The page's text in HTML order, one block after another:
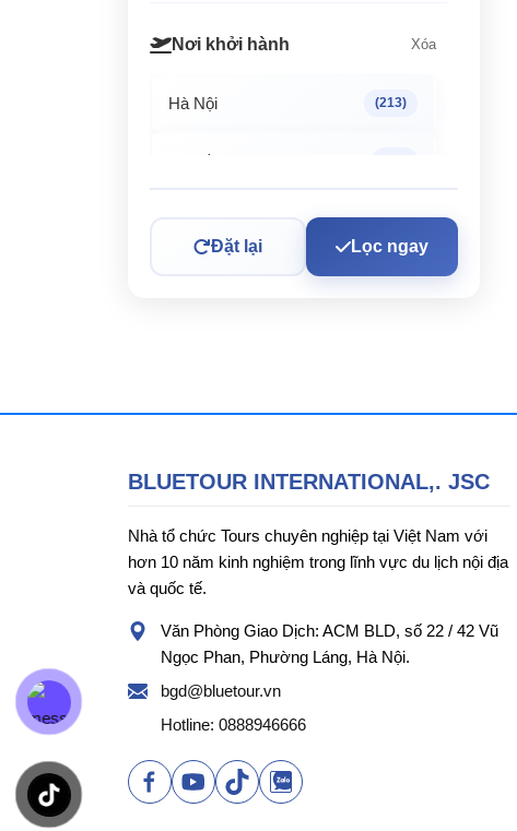
SriLanka (1)
Điểm đến trong nước (88)
Cao Bằng (1)
Đà Lạt
Đà Nẵng
Nơi khởi hành Xóa
Hà Nội (213)
TP. Hồ Chí Minh
Khoảng giá Xóa
499.000đ - 165.900.000đ
Dịch vụ
Bảo hiểm du lịch
Vé tham quan
Đặt lại Lọc ngay
BLUETOUR INTERNATIONAL,. JSC
Nhà tổ chức Tours chuyên nghiệp tại Việt Nam với
hơn 10 năm kinh nghiệm trong lĩnh vực du lịch nội địa
và quốc tế.
Văn Phòng Giao Dịch: ACM BLD, số 22 / 42 Vũ
Ngọc Phan, Phường Láng, Hà Nội.
bgd@bluetour.vn
Hotline: 0888946666